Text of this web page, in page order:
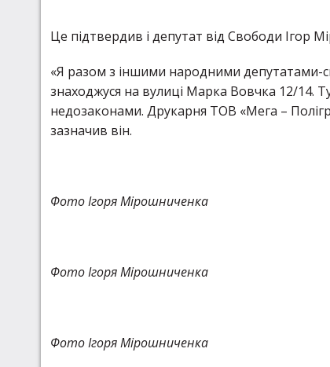
Це підтвердив і депутат від Свободи Ігор
«Я разом з іншими народними депутатами-
знаходжуся на вулиці Марка Вовчка 12/14.
недозаконами. Друкарня ТОВ «Мега –
зазначив він.
Фото Ігоря Мірошниченка
Фото Ігоря Мірошниченка
Фото Ігоря Мірошниченка